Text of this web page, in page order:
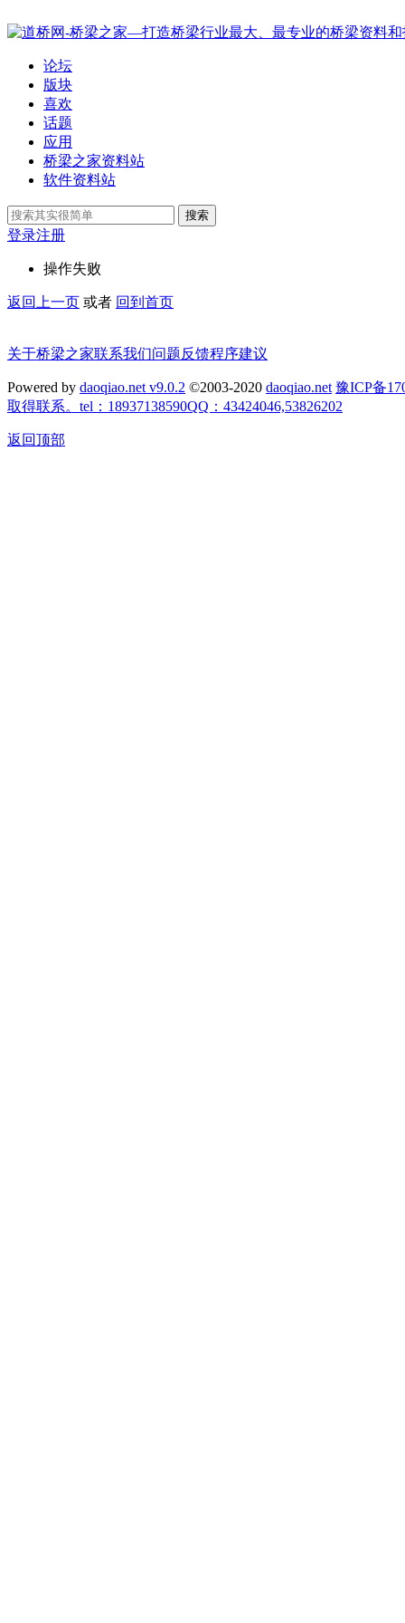
论坛
版块
喜欢
话题
应用
桥梁之家资料站
软件资料站
搜索
登录注册
操作失败
返回上一页 或者 回到首页
关于桥梁之家联系我们问题反馈程序建议
Powered by daoqiao.net v9.0.2 ©2003-2020 daoqiao.net 豫ICP备
取得联系。tel：18937138590QQ：43424046,53826202
返回顶部